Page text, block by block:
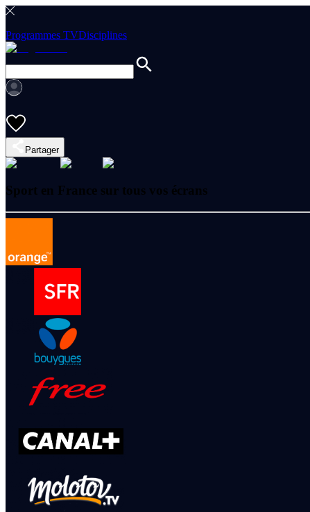
Programmes TVDisciplines
Partager
Sport en France sur tous vos écrans